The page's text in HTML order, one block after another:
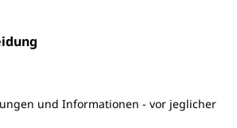
von 5 von 5 Sternen
und Informationen - vor jeglicher